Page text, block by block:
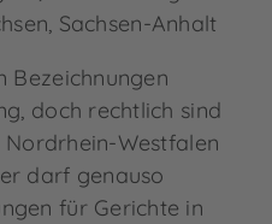
Sachsen-Anhalt
Bezeichnungen
doch rechtlich sind
Westfalen
darf genauso
für Gerichte in